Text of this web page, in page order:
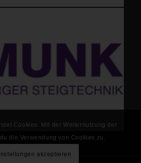
Cookies. Mit der Weiternutzung der
die Verwendung von Cookies zu.
akzeptieren